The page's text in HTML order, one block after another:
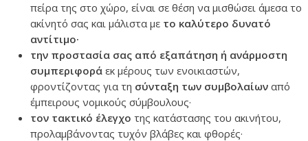
πείρα της στο χώρο, είναι σε θέση να μισθώσει άμεσα το
ακίνητό σας και μάλιστα με το καλύτερο δυνατό
αντίτιμο·
την προστασία σας από εξαπάτηση ή ανάρμοστη
συμπεριφοράεκ μέρους των ενοικιαστών,
φροντίζοντας για τη σύνταξη των συμβολαίων από
έμπειρους νομικούς σύμβουλους·
τον τακτικό έλεγχοτης κατάστασης του ακινήτου,
προλαμβάνοντας τυχόν βλάβες και φθορές·